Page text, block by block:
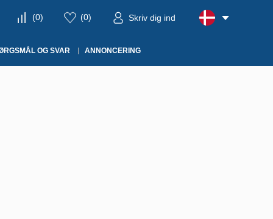
(0) (0) Skriv dig ind
OG SVAR ANNONCERING